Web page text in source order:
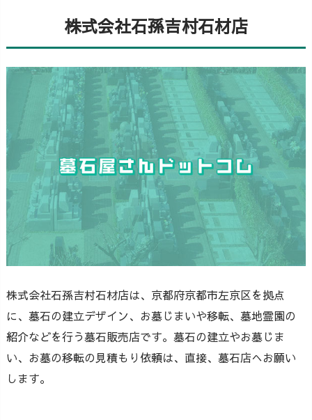
株式会社石孫吉村石材店
株式会社石孫吉村石材店は、京都府京都市左京区を拠点
に、墓石の建立デザイン、お墓じまいや移転、墓地霊園の
紹介などを行う墓石販売店です。墓石の建立やお墓じま
い、お墓の移転の見積もり依頼は、直接、墓石店へお願い
します。